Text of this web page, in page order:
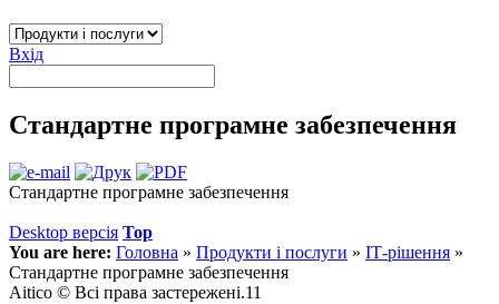
Вхід
Стандартне програмне забезпечення
Стандартне програмне забезпечення
Desktop версія Top
You are here: Головна » Продукти і послуги » ІТ-рішення »
Стандартне програмне забезпечення
Aitico © Всі права застережені.11